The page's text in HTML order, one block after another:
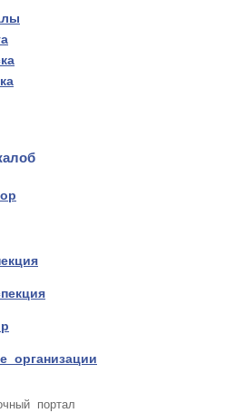
организации
портал